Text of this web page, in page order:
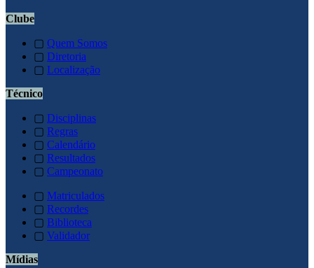
Clube
▢ Quem Somos
▢ Diretoria
▢ Localização
Técnico
▢ Disciplinas
▢ Regras
▢ Calendário
▢ Resultados
▢ Campeonato
▢ Matriculados
▢ Recordes
▢ Biblioteca
▢ Validador
Mídias